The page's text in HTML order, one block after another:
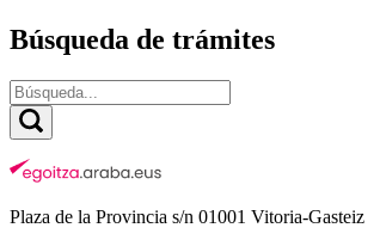
Búsqueda de trámites
Plaza de la Provincia s/n 01001 Vitoria-Gasteiz